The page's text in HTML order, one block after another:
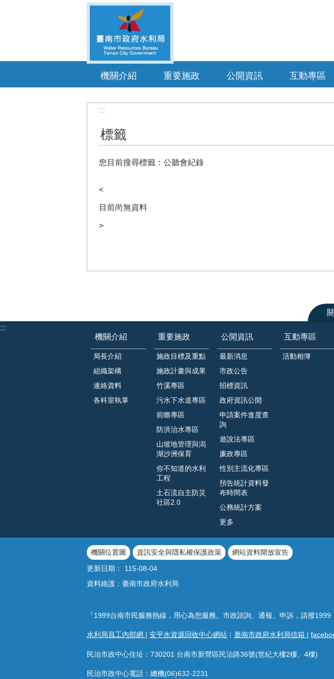
機關介紹 重要施政 公開資訊 互動專區
:::
標籤
您目前搜尋標籤：公聽會紀錄
<
目前尚無資料
>
:::
機關介紹
局長介紹
組織架構
連絡資料
各科室執掌
重要施政
施政目標及重點
施政計畫與成果
竹溪專區
污水下水道專區
前瞻專區
防洪治水專區
山坡地管理與潟
湖沙洲保育
你不知道的水利
工程
土石流自主防災
社區2.0
公開資訊
最新消息
市政公告
招標資訊
政府資訊公開
申請案件進度查
詢
遊說法專區
廉政專區
性別主流化專區
預告統計資料發
布時間表
公務統計方案
更多
互動專區
活動相簿
機關位置圖 資訊安全與隱私權保護政策
網站資料開放宣告
更新日期：
115-08-04
資料維護：臺南市政府水利局
『1999台南市民服務熱線，用心為您服務。市政諮詢、通報、申訴，請撥1999
水利局員工內部網 | 安平水資源回收中心網站 ︱ 臺南市政府水利局信箱 |
民治市政中心住址：730201 台南市新營區民治路36號(世紀大樓2樓、4樓)
民治市政中心電話：總機(06)632-2231